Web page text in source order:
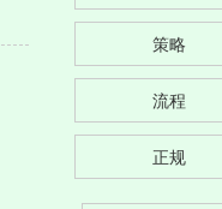
策略
流程
正规